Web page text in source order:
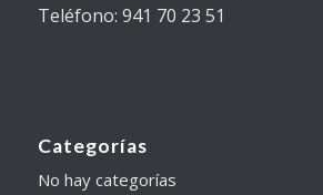
Teléfono: 941 70 23 51
Categorías
No hay categorías